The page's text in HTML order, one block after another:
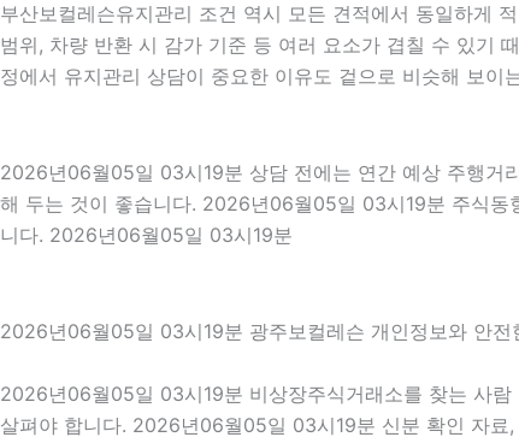
부산보컬레슨유지관리 조건 역시 모든 견적에서 동일하게
범위, 차량 반환 시 감가 기준 등 여러 요소가 겹칠 수 있기
정에서 유지관리 상담이 중요한 이유도 겉으로 비슷해 보
2026년06월05일 03시19분 상담 전에는 연간 예상 주행거
해 두는 것이 좋습니다. 2026년06월05일 03시19분 주식동
니다. 2026년06월05일 03시19분
2026년06월05일 03시19분 광주보컬레슨 개인정보와 안전
2026년06월05일 03시19분 비상장주식거래소를 찾는 사
살펴야 합니다. 2026년06월05일 03시19분 신분 확인 자료